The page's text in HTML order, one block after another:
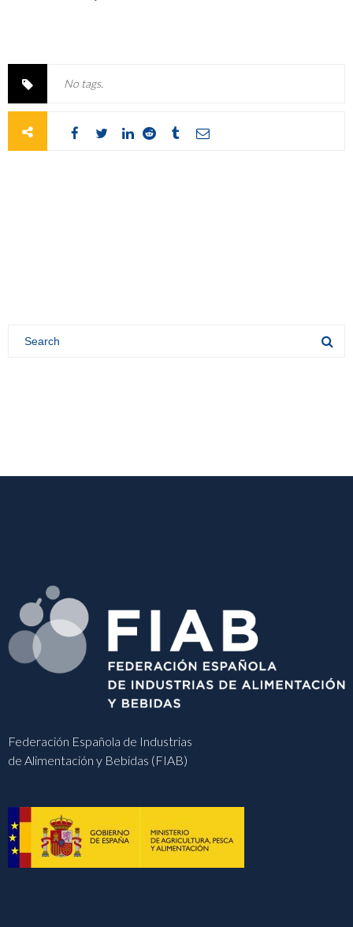
No tags.
Federación Española de Industrias
de Alimentación y Bebidas (FIAB)